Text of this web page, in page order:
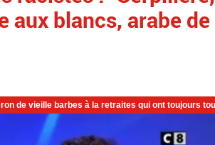
aux blancs, arabe de